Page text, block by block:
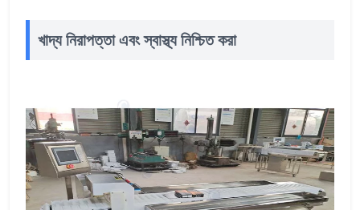
খাদ্য নিরাপত্তা এবং স্বাস্থ্য নিশ্চিত করা